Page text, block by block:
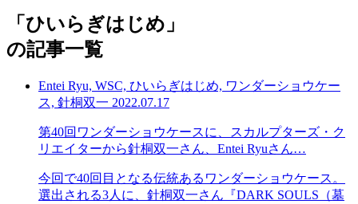
「 ひいらぎはじめ 」
の記事一覧
Entei Ryu, WSC, ひいらぎはじめ, ワンダーショウケー
ス, 針桐双一 2022.07.17
第40回ワンダーショウケースに、スカルプターズ・ク
リエイターから針桐双一さん、Entei Ryuさん…
今回で40回目となる伝統あるワンダーショウケース。
選出される3人に、針桐双一さん『DARK SOULS（墓